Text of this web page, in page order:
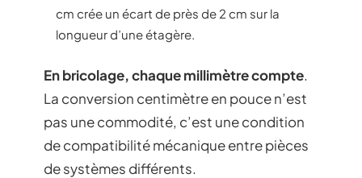
cm crée un écart de près de 2 cm sur la
longueur d’une étagère.
En bricolage, chaque millimètre compte.
La conversion centimètre en pouce n’est
pas une commodité, c’est une condition
de compatibilité mécanique entre pièces
de systèmes différents.